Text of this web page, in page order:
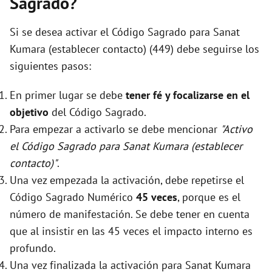
d
o
Si se desea activar el Código Sagrado para Sanat
Kumara (establecer contacto) (449) debe seguirse los
siguientes pasos:
En primer lugar se debe tener fé y focalizarse en el
objetivo del Código Sagrado.
Para empezar a activarlo se debe mencionar "Activo
el Código Sagrado para Sanat Kumara (establecer
contacto)".
Una vez empezada la activación, debe repetirse el
Código Sagrado Numérico 45 veces, porque es el
número de manifestación. Se debe tener en cuenta
que al insistir en las 45 veces el impacto interno es
profundo.
Una vez finalizada la activación para Sanat Kumara